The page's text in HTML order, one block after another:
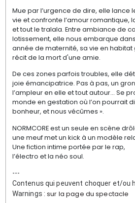
Mue par l’urgence de dire, elle lance
vie et confronte l’amour romantique,
et tout le tralala. Entre ambiance de
lotissement, elle nous embarque
année de maternité, sa vie en
récit de la mort d'une amie.
De ces zones parfois troubles, elle
joie émancipatrice. Pas à pas, un
l’ampleur en elle et tout autour... Se
monde en gestation où l’on pourrait
bonheur, et nous vécûmes ».
NORMCORE est un seule en scène
une meuf met un kick à un modèle
Une fiction intime portée par le rap,
l’électro et la néo soul.
---
Contenus qui peuvent choquer et/ou
Warnings :sur la page du spectacle